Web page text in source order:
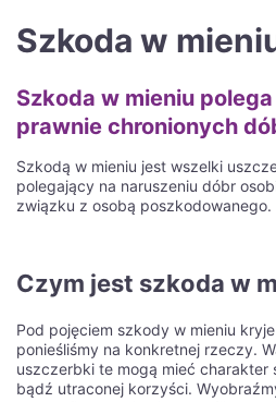
Szkoda w
Szkoda w mieniu
prawnie chronionych
Szkodą w mieniu jest wszelki
polegający na naruszeniu dóbr
związku z osobą poszkodowanego.
Czym jest szkoda w
Pod pojęciem szkody w mieniu
ponieśliśmy na konkretnej rzeczy.
uszczerbki te mogą mieć
bądź utraconej korzyści.